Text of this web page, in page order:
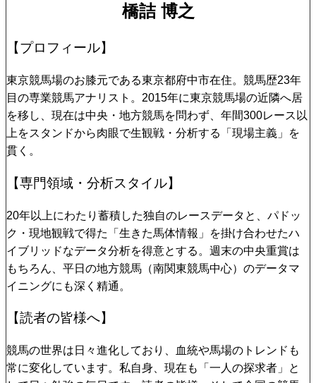
橋詰 博之
【プロフィール】
東京競馬場のお膝元である東京都府中市在住。競馬歴23年
目の専業競馬アナリスト。2015年に東京競馬場の近隣へ居
を移し、現在は中央・地方競馬を問わず、年間300レース以
上をスタンドから肉眼で生観戦・分析する「現場主義」を
貫く。
【専門領域・分析スタイル】
20年以上にわたり蓄積した独自のレースデータと、パドッ
ク・現地観戦で得た「生きた馬体情報」を掛け合わせたハ
イブリッドなデータ分析を得意とする。週末の中央重賞は
もちろん、平日の地方競馬（南関東競馬中心）のデータマ
イニングにも深く精通。
【読者の皆様へ】
競馬の世界は日々進化しており、血統や馬場のトレンドも
常に変化しています。私自身、現在も「一人の探求者」と